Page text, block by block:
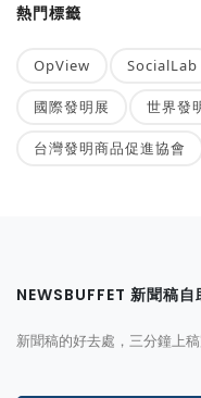
熱門標籤
OpView SocialLab
國際發明展 世界發
台灣發明商品促進協會
NEWSBUFFET 新聞稿自
新聞稿的好去處，三分鐘上